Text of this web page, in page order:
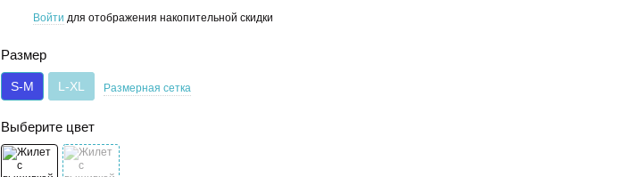
Войти для отображения накопительной скидки
Размер
S-M L-XL Размерная сетка
Выберите цвет